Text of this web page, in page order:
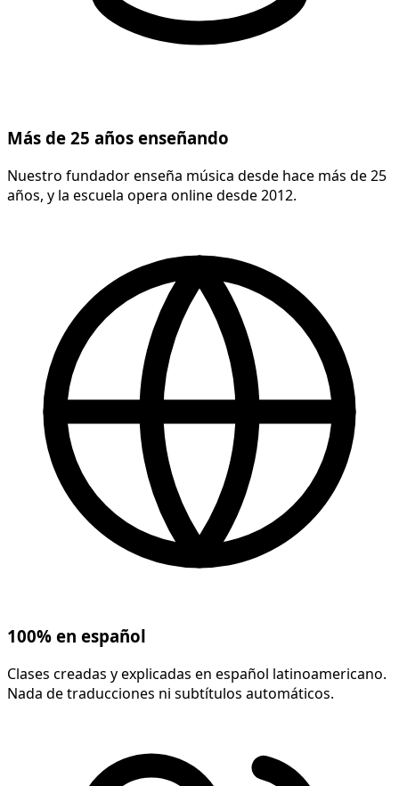
Más de 25 años enseñando
Nuestro fundador enseña música desde hace más de 25
años, y la escuela opera online desde 2012.
100% en español
Clases creadas y explicadas en español latinoamericano.
Nada de traducciones ni subtítulos automáticos.